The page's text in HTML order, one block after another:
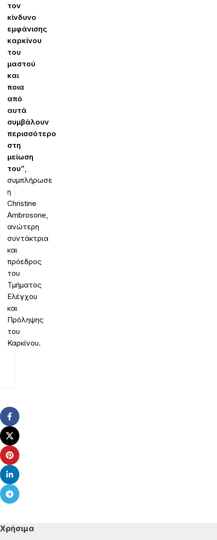
τον
κίνδυνο
εμφάνισης
καρκίνου
του
μαστού
και
ποια
από
αυτά
συμβάλουν
περισσότερο
στη
μείωση
του”,
συμπλήρωσε
η
Christine
Ambrosone,
ανώτερη
συντάκτρια
και
πρόεδρος
του
Τμήματος
Ελέγχου
και
Πρόληψης
του
Καρκίνου.
Χρήσιμα